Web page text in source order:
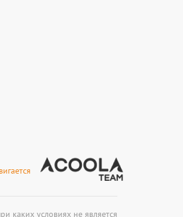
каких условиях не является